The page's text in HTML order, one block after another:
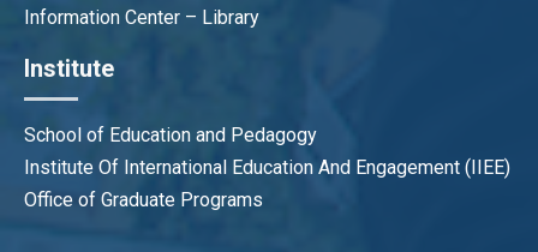
Information Center – Library
Institute
School of Education and Pedagogy
Institute Of International Education And Engagement (IIEE)
Office of Graduate Programs